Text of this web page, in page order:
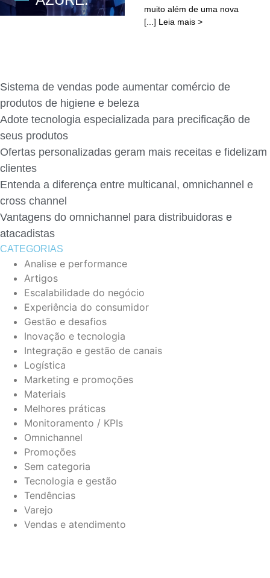
ENTENDA A
muito além de uma nova
[...] Leia mais >
Sistema de vendas pode aumentar comércio de
produtos de higiene e beleza
Adote tecnologia especializada para precificação de
seus produtos
Ofertas personalizadas geram mais receitas e fidelizam
clientes
Entenda a diferença entre multicanal, omnichannel e
cross channel
Vantagens do omnichannel para distribuidoras e
atacadistas
CATEGORIAS
Analise e performance
Artigos
Escalabilidade do negócio
Experiência do consumidor
Gestão e desafios
Inovação e tecnologia
Integração e gestão de canais
Logística
Marketing e promoções
Materiais
Melhores práticas
Monitoramento / KPIs
Omnichannel
Promoções
Sem categoria
Tecnologia e gestão
Tendências
Varejo
Vendas e atendimento